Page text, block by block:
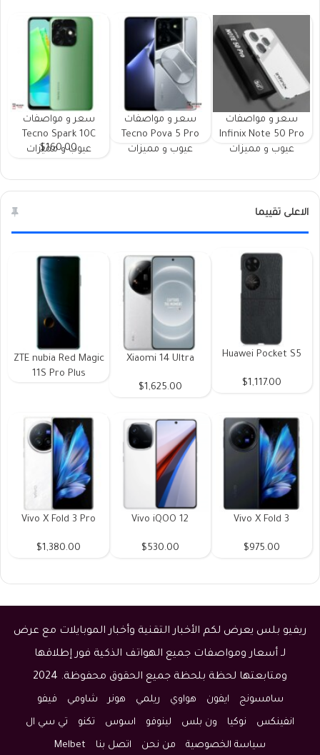
سعر و مواصفات
Infinix Note 50 Pro
عيوب و مميزات
سعر و مواصفات
Tecno Pova 5 Pro
عيوب و مميزات
سعر و مواصفات
Tecno Spark 10C
عيوب و مميزات
$160.00
الاعلى تقييما
Huawei Pocket S5
$1,117.00
Xiaomi 14 Ultra
$1,625.00
ZTE nubia Red Magic
11S Pro Plus
Vivo X Fold 3
$975.00
Vivo iQOO 12
$530.00
Vivo X Fold 3 Pro
$1,380.00
ريفيو بلس يعرض لكم الأخبار التقنية وأخبار الموبايلات مع عرض
لـ أسعار ومواصفات جميع الهواتف الذكية فور إطلاقها
ومتابعتها لحظة بلحظة جميع الحقوق محفوظة. 2024
سامسونج ايفون هواوي ريلمي هونر شاومي فيفو
انفينكس نوكيا ون بلس لينوفو اسوس تكنو تي سي ال
سياسة الخصوصية من نحن اتصل بنا Melbet